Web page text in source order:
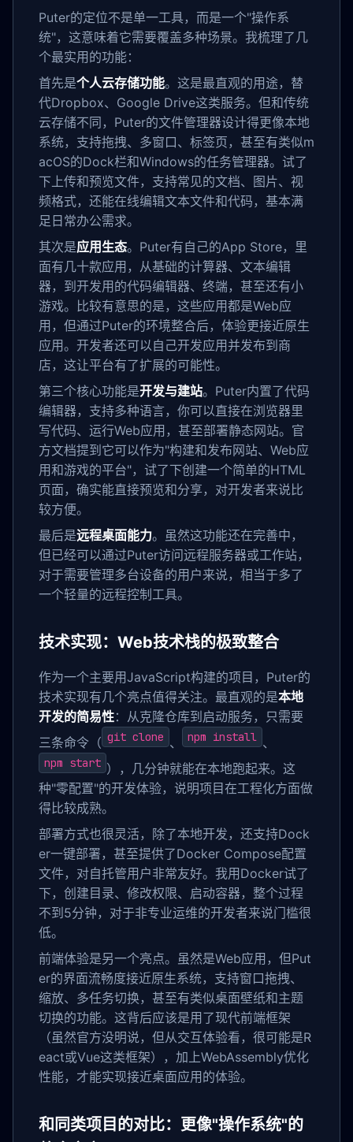
Puter的定位不是单一工具，而是一个"操作系
统"，这意味着它需要覆盖多种场景。我梳理了几
个最实用的功能：
首先是个人云存储功能。这是最直观的用途，替
代Dropbox、Google Drive这类服务。但和传统
云存储不同，Puter的文件管理器设计得更像本地
系统，支持拖拽、多窗口、标签页，甚至有类似m
acOS的Dock栏和Windows的任务管理器。试了
下上传和预览文件，支持常见的文档、图片、视
频格式，还能在线编辑文本文件和代码，基本满
足日常办公需求。
其次是应用生态。Puter有自己的App Store，里
面有几十款应用，从基础的计算器、文本编辑
器，到开发用的代码编辑器、终端，甚至还有小
游戏。比较有意思的是，这些应用都是Web应
用，但通过Puter的环境整合后，体验更接近原生
应用。开发者还可以自己开发应用并发布到商
店，这让平台有了扩展的可能性。
第三个核心功能是开发与建站。Puter内置了代码
编辑器，支持多种语言，你可以直接在浏览器里
写代码、运行Web应用，甚至部署静态网站。官
方文档提到它可以作为"构建和发布网站、Web应
用和游戏的平台"，试了下创建一个简单的HTML
页面，确实能直接预览和分享，对开发者来说比
较方便。
最后是远程桌面能力。虽然这功能还在完善中，
但已经可以通过Puter访问远程服务器或工作站，
对于需要管理多台设备的用户来说，相当于多了
一个轻量的远程控制工具。
技术实现：Web技术栈的极致整合
作为一个主要用JavaScript构建的项目，Puter的
技术实现有几个亮点值得关注。最直观的是本地
开发的简易性：从克隆仓库到启动服务，只需要
三条命令（ git clone 、 npm install 、
npm start ），几分钟就能在本地跑起来。这
种"零配置"的开发体验，说明项目在工程化方面做
得比较成熟。
部署方式也很灵活，除了本地开发，还支持Dock
er一键部署，甚至提供了Docker Compose配置
文件，对自托管用户非常友好。我用Docker试了
下，创建目录、修改权限、启动容器，整个过程
不到5分钟，对于非专业运维的开发者来说门槛很
低。
前端体验是另一个亮点。虽然是Web应用，但Put
er的界面流畅度接近原生系统，支持窗口拖拽、
缩放、多任务切换，甚至有类似桌面壁纸和主题
切换的功能。这背后应该是用了现代前端框架
（虽然官方没明说，但从交互体验看，很可能是R
eact或Vue这类框架），加上WebAssembly优化
性能，才能实现接近桌面应用的体验。
和同类项目的对比：更像"操作系统"的